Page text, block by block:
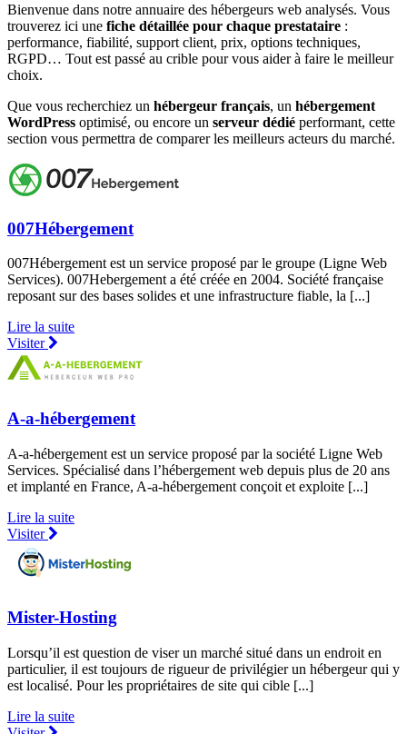
Bienvenue dans notre annuaire des hébergeurs web analysés. Vous
trouverez ici une fiche détaillée pour chaque prestataire :
performance, fiabilité, support client, prix, options techniques,
RGPD… Tout est passé au crible pour vous aider à faire le meilleur
choix.
Que vous recherchiez un hébergeur français, un hébergement
WordPress optimisé, ou encore un serveur dédié performant, cette
section vous permettra de comparer les meilleurs acteurs du marché.
007Hébergement
007Hébergement est un service proposé par le groupe (Ligne Web
Services). 007Hebergement a été créée en 2004. Société française
reposant sur des bases solides et une infrastructure fiable, la [...]
Lire la suite
Visiter
A-a-hébergement
A-a-hébergement est un service proposé par la société Ligne Web
Services. Spécialisé dans l’hébergement web depuis plus de 20 ans
et implanté en France, A-a-hébergement conçoit et exploite [...]
Lire la suite
Visiter
Mister-Hosting
Lorsqu’il est question de viser un marché situé dans un endroit en
particulier, il est toujours de rigueur de privilégier un hébergeur qui y
est localisé. Pour les propriétaires de site qui cible [...]
Lire la suite